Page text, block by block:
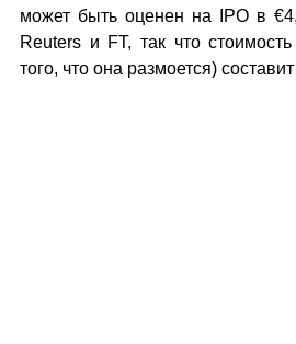
может быть оценен на IPO в
Reuters и FT, так что
того, что она размоется)